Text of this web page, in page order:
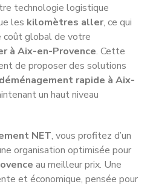
technologie logistique
les kilomètres aller, ce qui
coût global de votre
à Aix-en-Provence. Cette
de proposer des solutions
déménagement rapide à Aix-
un haut niveau
NET, vous profitez d’un
organisation optimisée pour
au meilleur prix. Une
et économique, pensée pour